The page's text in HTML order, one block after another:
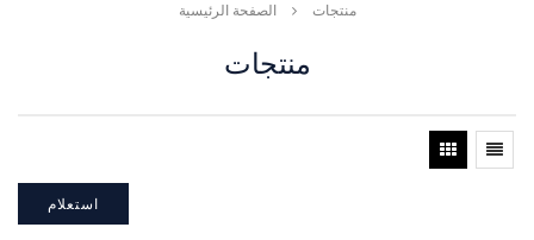
الصفحة الرئيسية منتجات
منتجات
استعلام